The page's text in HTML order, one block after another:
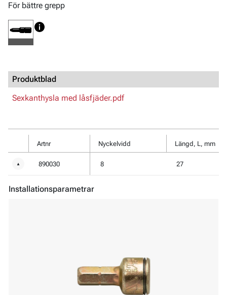
För bättre grepp
Produktblad
Sexkanthysla med låsfjäder.pdf
Artnr Nyckelvidd Längd, L, mm
▼ 890030 8 27
Installationsparametrar